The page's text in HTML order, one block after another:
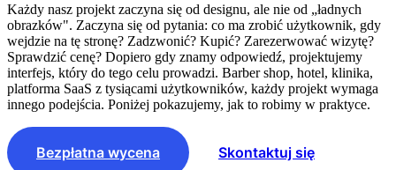
Każdy nasz projekt zaczyna się od designu, ale nie od „ładnych
obrazków". Zaczyna się od pytania: co ma zrobić użytkownik, gdy
wejdzie na tę stronę? Zadzwonić? Kupić? Zarezerwować wizytę?
Sprawdzić cenę? Dopiero gdy znamy odpowiedź, projektujemy
interfejs, który do tego celu prowadzi. Barber shop, hotel, klinika,
platforma SaaS z tysiącami użytkowników, każdy projekt wymaga
innego podejścia. Poniżej pokazujemy, jak to robimy w praktyce.
Bezpłatna wycena Skontaktuj się